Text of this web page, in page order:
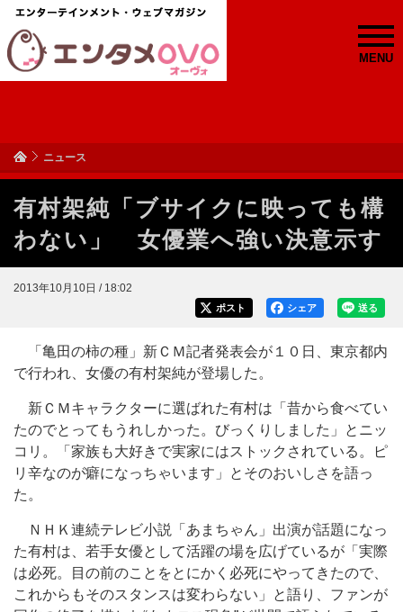
MENU
ニュース
有村架純「ブサイクに映っても構
わない」 女優業へ強い決意示す
2013年10月10日 / 18:02
送る
シェア
ポスト
「亀田の柿の種」新ＣＭ記者発表会が１０日、東京都内
で行われ、女優の有村架純が登場した。
新ＣＭキャラクターに選ばれた有村は「昔から食べてい
たのでとってもうれしかった。びっくりしました」とニッ
コリ。「家族も大好きで実家にはストックされている。ピ
リ辛なのが癖になっちゃいます」とそのおいしさを語っ
た。
ＮＨＫ連続テレビ小説「あまちゃん」出演が話題になっ
た有村は、若手女優として活躍の場を広げているが「実際
は必死。目の前のことをとにかく必死にやってきたので、
これからもそのスタンスは変わらない」と語り、ファンが